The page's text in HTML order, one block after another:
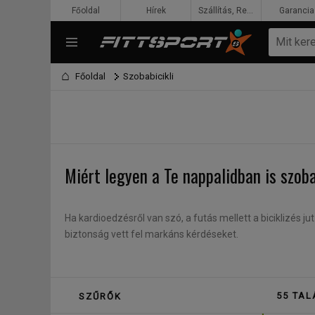
Főoldal Szobabicikli
Miért legyen a Te nappalidban is
Ha kardioedzésről van szó, a futás mellett a biciklizés
biztonság vett fel markáns kérdéseket.
55
SZŰRŐK
Főoldal Hírek Szállítás, Rendelés, Fizetés Garancia